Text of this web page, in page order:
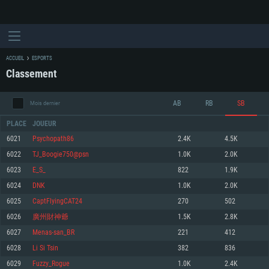
CONFIGURATION SYSTÈME REQUISE
Minimum
OS: Windows 10 (64 bit)
Processeur: Dual-Core 2.2 GHz
Minimum
OS: Mac OS Big Sur 11.0 ou plus récent
Processeur: Core i5, minimum 2.2GHz (Les processeurs Intel Xeon ne sont
Minimum
OS: Les configurations Linux 64 bits les plus modernes
Processeur: Dual-Core 2.4 GHz
ACCUEIL ESPORTS
Classement
Mois dernier AB RB SB
PLACE JOUEUR
6021 Psychopath86 2.4K 4.5K
6022 TJ_Boogie750@psn 1.0K 2.0K
6023 E_S_ 822 1.9K
6024 DNK 1.0K 2.0K
6025 CaptFlyingCAT24 270 502
6026 廣州財神爺 1.5K 2.8K
6027 Menas-san_BR 221 412
6028 Li Si Tsin 382 836
6029 Fuzzy_Rogue 1.0K 2.4K